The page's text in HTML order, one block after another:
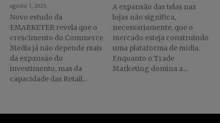
agosto 1, 2026
Novo estudo da
EMARKETER revela que o
crescimento do Commerce
Media já não depende mais
da expansão do
investimento, mas da
capacidade das Retail...
A expansão das telas nas
lojas não significa,
necessariamente, que o
mercado esteja construindo
uma plataforma de mídia.
Enquanto o Trade
Marketing domina a...